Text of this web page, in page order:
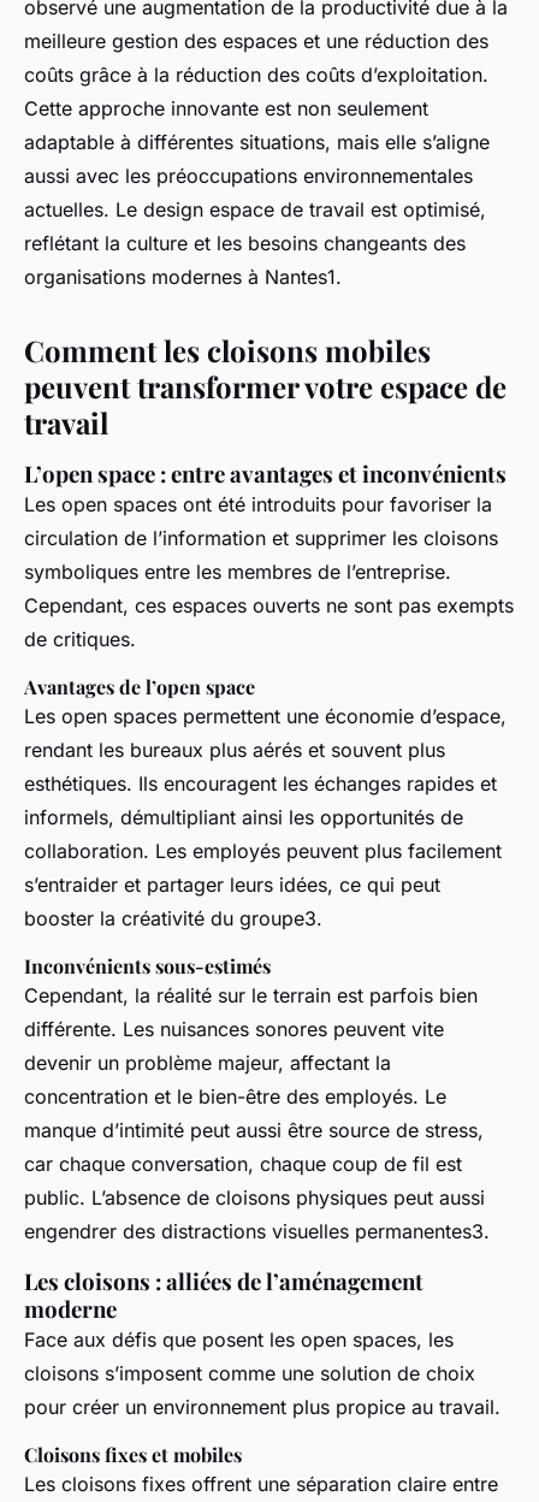
observé une augmentation de la productivité due à la
meilleure gestion des espaces et une réduction des
coûts grâce à la réduction des coûts d’exploitation.
Cette approche innovante est non seulement
adaptable à différentes situations, mais elle s’aligne
aussi avec les préoccupations environnementales
actuelles. Le design espace de travail est optimisé,
reflétant la culture et les besoins changeants des
organisations modernes à Nantes1.
Comment les cloisons mobiles
peuvent transformer votre espace de
travail
L’open space : entre avantages et inconvénients
Les open spaces ont été introduits pour favoriser la
circulation de l’information et supprimer les cloisons
symboliques entre les membres de l’entreprise.
Cependant, ces espaces ouverts ne sont pas exempts
de critiques.
Avantages de l’open space
Les open spaces permettent une économie d’espace,
rendant les bureaux plus aérés et souvent plus
esthétiques. Ils encouragent les échanges rapides et
informels, démultipliant ainsi les opportunités de
collaboration. Les employés peuvent plus facilement
s’entraider et partager leurs idées, ce qui peut
booster la créativité du groupe3.
Inconvénients sous-estimés
Cependant, la réalité sur le terrain est parfois bien
différente. Les nuisances sonores peuvent vite
devenir un problème majeur, affectant la
concentration et le bien-être des employés. Le
manque d’intimité peut aussi être source de stress,
car chaque conversation, chaque coup de fil est
public. L’absence de cloisons physiques peut aussi
engendrer des distractions visuelles permanentes3.
Les cloisons : alliées de l’aménagement
moderne
Face aux défis que posent les open spaces, les
cloisons s’imposent comme une solution de choix
pour créer un environnement plus propice au travail.
Cloisons fixes et mobiles
Les cloisons fixes offrent une séparation claire entre